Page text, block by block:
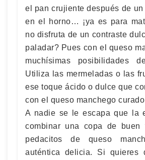
el pan crujiente después de
en el horno… ¡ya es para
no disfruta de un contraste
paladar? Pues con el queso
muchísimas posibilidades
Utiliza las mermeladas o las
ese toque ácido o dulce que
con el queso manchego
A nadie se le escapa que la
combinar una copa de buen
pedacitos de queso
auténtica delicia. Si quieres